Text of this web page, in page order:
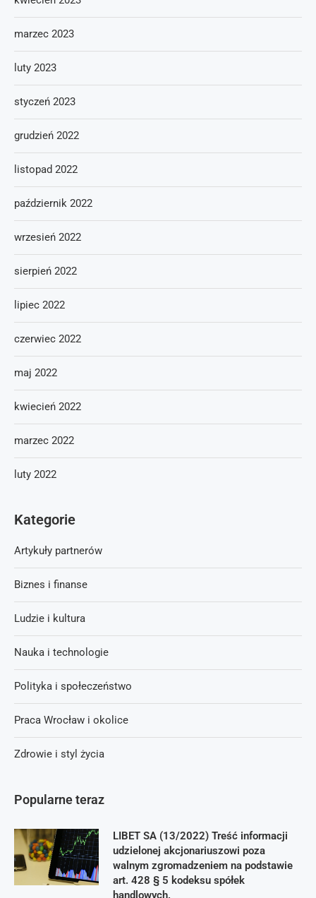
Popularne teraz
LIBET SA (13/2022) Treść informacji
udzielonej akcjonariuszowi poza
walnym zgromadzeniem na podstawie
art. 428 § 5 kodeksu spółek
handlowych.
marzec 2023
luty 2023
styczeń 2023
grudzień 2022
listopad 2022
październik 2022
wrzesień 2022
sierpień 2022
lipiec 2022
czerwiec 2022
maj 2022
kwiecień 2022
marzec 2022
luty 2022
Kategorie
Artykuły partnerów
Biznes i finanse
Ludzie i kultura
Nauka i technologie
Polityka i społeczeństwo
Praca Wrocław i okolice
Zdrowie i styl życia